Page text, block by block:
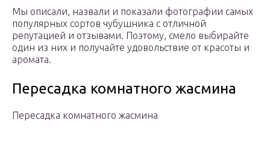
Мы описали, назвали и показали фотографии самых
популярных сортов чубушника с отличной
репутацией и отзывами. Поэтому, смело выбирайте
один из них и получайте удовольствие от красоты и
аромата.
Пересадка комнатного жасмина
Пересадка комнатного жасмина